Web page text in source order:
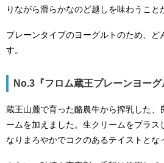
りながら滑らかなのど越しを味わうこと
プレーンタイプのヨーグルトのため、ど
す。
No.3『フロム蔵王プレーンヨーグ
蔵王山麓で育った酪農牛から搾乳した、
ームを加えました。生クリームをプラス
なりまろやかでコクのあるテイストとな